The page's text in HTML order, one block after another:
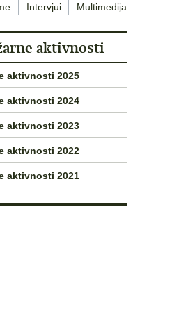
Intervjui Multimedija
aktivnosti
aktivnosti 2025
aktivnosti 2024
aktivnosti 2023
aktivnosti 2022
aktivnosti 2021